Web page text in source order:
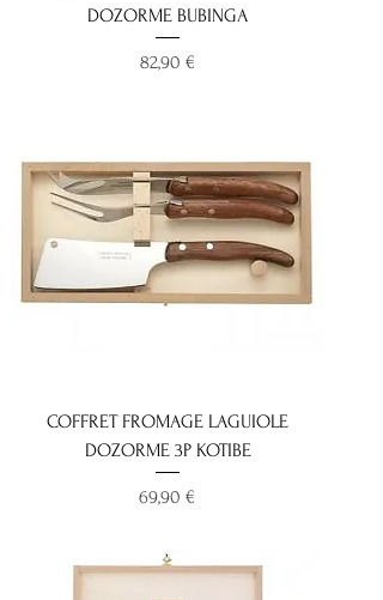
DOZORME BUBINGA
Prix
82,90 €
COFFRET FROMAGE LAGUIOLE
DOZORME 3P KOTIBE
Prix
69,90 €